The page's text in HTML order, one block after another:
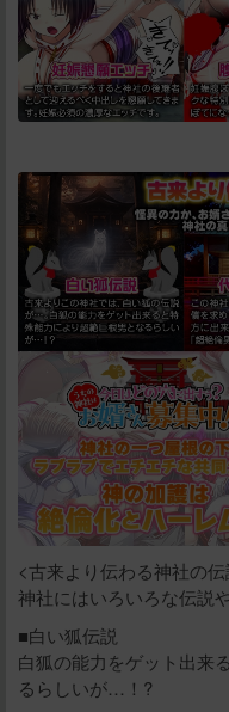
<古来より伝わる神社の
神社にはいろいろな伝説
■白い狐伝説
白狐の能力をゲット出来
るらしいが…！?